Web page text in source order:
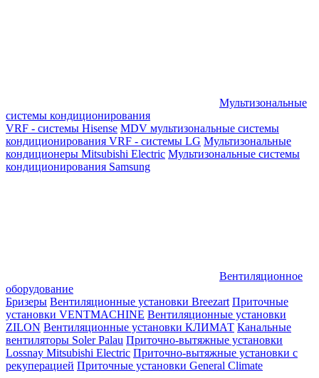
Мультизональные
системы кондиционирования
VRF - системы Hisense MDV мультизональные системы
кондиционирования VRF - системы LG Мультизональные
кондиционеры Mitsubishi Electric Мультизональные системы
кондиционирования Samsung
Вентиляционное
оборудование
Бризеры Вентиляционные установки Breezart Приточные
установки VENTMACHINE Вентиляционные установки
ZILON Вентиляционные установки КЛИМАТ Канальные
вентиляторы Soler Palau Приточно-вытяжные установки
Lossnay Mitsubishi Electric Приточно-вытяжные установки с
рекуперацией Приточные установки General Climate